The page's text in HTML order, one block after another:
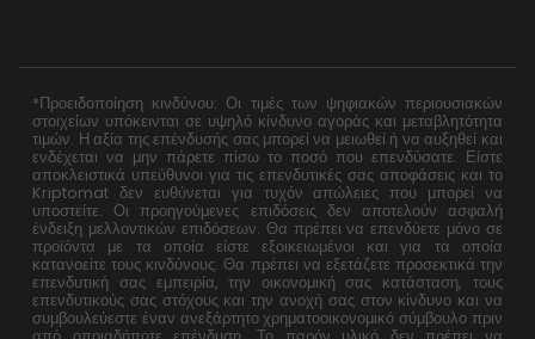
*Προειδοποίηση κινδύνου: Οι τιμές των ψηφιακών περιουσιακών
στοιχείων υπόκεινται σε υψηλό κίνδυνο αγοράς και μεταβλητότητα
τιμών. Η αξία της επένδυσής σας μπορεί να μειωθεί ή να αυξηθεί και
ενδέχεται να μην πάρετε πίσω το ποσό που επενδύσατε. Είστε
αποκλειστικά υπεύθυνοι για τις επενδυτικές σας αποφάσεις και το
Kriptomat δεν ευθύνεται για τυχόν απώλειες που μπορεί να
υποστείτε. Οι προηγούμενες επιδόσεις δεν αποτελούν ασφαλή
ένδειξη μελλοντικών επιδόσεων. Θα πρέπει να επενδύετε μόνο σε
προϊόντα με τα οποία είστε εξοικειωμένοι και για τα οποία
κατανοείτε τους κινδύνους. Θα πρέπει να εξετάζετε προσεκτικά την
επενδυτική σας εμπειρία, την οικονομική σας κατάσταση, τους
επενδυτικούς σας στόχους και την ανοχή σας στον κίνδυνο και να
συμβουλεύεστε έναν ανεξάρτητο χρηματοοικονομικό σύμβουλο πριν